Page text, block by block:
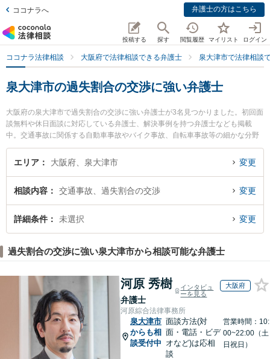
ココナラへ 弁護士の方はこちら
投稿する 探す 閲覧履歴 マイリスト ログイン
ココナラ法律相談 大阪府で法律相談できる弁護士 泉大津市で法律相談
泉大津市の過失割合の交渉に強い弁護士
大阪府の泉大津市で過失割合の交渉に強い弁護士が3名見つかりました。初回面
談無料や休日面談に対応している弁護士、解決事例を持つ弁護士なども掲載
中。交通事故に関係する自動車事故やバイク事故、自転車事故等の細かな分野
での絞り込み検索もでき便利です。特に弁護士法人堀総合法律事務所 和泉支店
の堀 智弘弁護士や和佐法律事務所の延山 泰典弁護士、泉州つかさ法律事務所の
弁護士に相談したい』『過失割合の交渉のトラブル解決の実績豊富な近くの弁
護士を検索したい』『初回相談無料で過失割合の交渉を法律相談できる泉大津
市内の弁護士に相談予約したい』などでお困りの相談者さんにおすすめです。
エリア 大阪府、泉大津市 変更
相談内容 交通事故、過失割合の交渉 変更
詳細条件 未選択 変更
過失割合の交渉に強い泉大津市から相談可能な弁護士
河原 秀樹
弁護士
インタビュ
ーを見る
大阪府
河原綜合法律事務所
泉大津市
からも相
談受付中
面談方法(対
面・電話・ビデ
オなど)は応相
談
営業時間：10:
00~22:00（土
日祝日）